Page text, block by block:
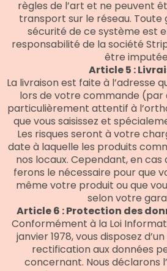
règles de l’art et ne peuvent
transport sur le réseau. Toute
sécurité de ce système est
responsabilité de la société
être
Article 5 :
La livraison est faite à l’adresse
lors de votre commande (par
particulièrement attentif à
que vous saisissez et
Les risques seront à votre
date à laquelle les produits
nos locaux. Cependant, en cas
ferons le nécessaire pour que
même votre produit ou que
selon votre
Article 6 : Protection des
Conformément à la Loi
janvier 1978, vous disposez
rectification aux données
concernant. Nous déclarons